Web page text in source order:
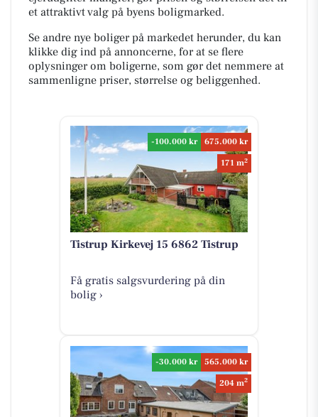
et attraktivt valg på byens boligmarked.
Se andre nye boliger på markedet herunder, du kan
klikke dig ind på annoncerne, for at se flere
oplysninger om boligerne, som gør det nemmere at
sammenligne priser, størrelse og beliggenhed.
-100.000 kr
675.000 kr
171 m2
Tistrup Kirkevej 15 6862 Tistrup
Få gratis salgsvurdering på din
bolig ›
-30.000 kr
565.000 kr
204 m2